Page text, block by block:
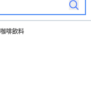
咖啡飲料